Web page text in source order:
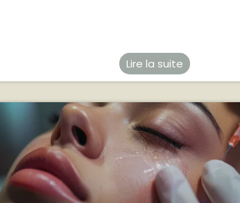
Lire la suite